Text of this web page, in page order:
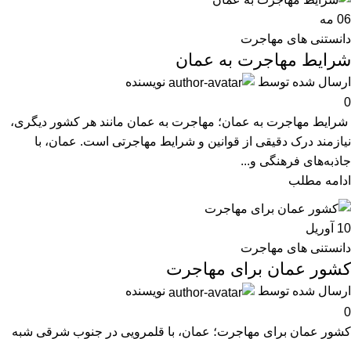
06 مه
دانستنی های مهاجرت
شرایط مهاجرت به عمان
ارسال شده توسط
نویسنده
0
شرایط مهاجرت به عمان؛ مهاجرت به عمان مانند هر کشور دیگری،
نیازمند درک دقیقی از قوانین و شرایط مهاجرتی است. عمان، با
جاذبه‌های فرهنگی و...
ادامه مطلب
10 آوریل
دانستنی های مهاجرت
کشور عمان برای مهاجرت
ارسال شده توسط
نویسنده
0
کشور عمان برای مهاجرت؛ عمان، با قلمرویی در جنوب شرقی شبه